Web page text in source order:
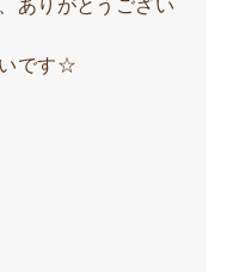
ありがとうござい
です☆